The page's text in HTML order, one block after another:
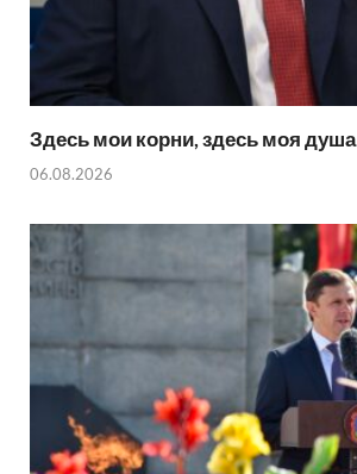
Здесь мои корни, здесь моя душа
06.08.2026